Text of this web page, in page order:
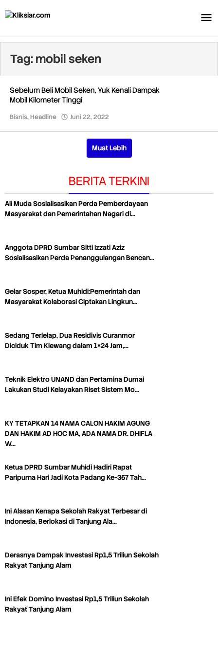
ke
Tag:mobil seken
Sebelum Beli Mobil Seken, Yuk Kenali Dampak
Mobil Kilometer Tinggi
Bisnis,Headline Juni 22, 2022
Muat Lebih
BERITA TERKINI
Ali Muda Sosialisasikan Perda Pemberdayaan
Masyarakat dan Pemerintahan Nagari di…
Anggota DPRD Sumbar Sitti Izzati Aziz
Sosialisasikan Perda Penanggulangan Bencan…
Gelar Sosper, Ketua Muhidi:Pemerintah dan
Masyarakat Kolaborasi Ciptakan Lingkun…
Sedang Terlelap, Dua Residivis Curanmor
Diciduk Tim Klewang dalam 1×24 Jam,…
Teknik Elektro UNAND dan Pertamina Dumai
Lakukan Studi Kelayakan Riset Sistem Mo…
KY TETAPKAN 14 NAMA CALON HAKIM AGUNG
DAN HAKIM AD HOC MA, ADA NAMA DR. DHIFLA
W…
Ketua DPRD Sumbar Muhidi Hadiri Rapat
Paripurna Hari Jadi Kota Padang Ke-357 Tah…
Ini Alasan Kenapa Sekolah Rakyat Terbesar di
Indonesia, Berlokasi di Tanjung Ala…
Derasnya Dampak Investasi Rp1,5 Triliun Sekolah
Rakyat Tanjung Alam
Ini Efek Domino Investasi Rp1,5 Triliun Sekolah
Rakyat Tanjung Alam